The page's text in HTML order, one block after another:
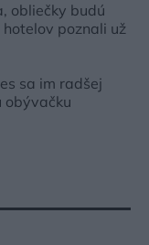
obliečky budú
poznali už
sa im radšej
obývačku